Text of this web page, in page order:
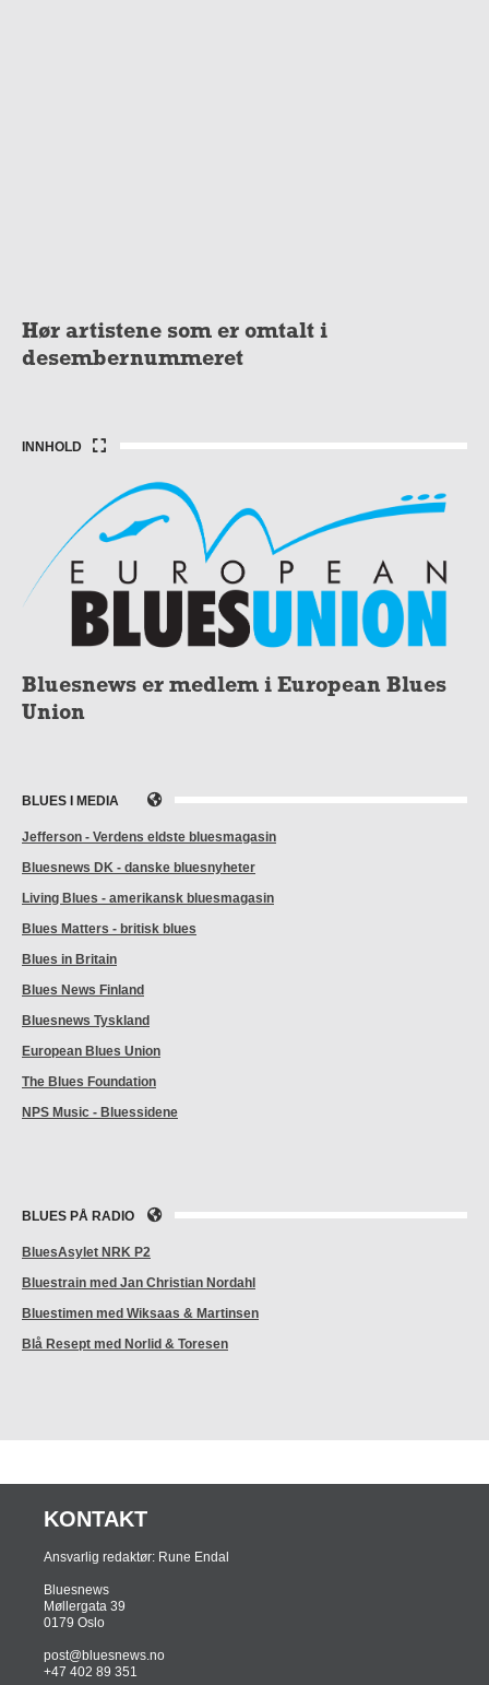
Hør artistene som er omtalt i
desembernummeret
INNHOLD
Bluesnews er medlem i European Blues
Union
BLUES I MEDIA
Jefferson - Verdens eldste bluesmagasin
Bluesnews DK - danske bluesnyheter
Living Blues - amerikansk bluesmagasin
Blues Matters - britisk blues
Blues in Britain
Blues News Finland
Bluesnews Tyskland
European Blues Union
The Blues Foundation
NPS Music - Bluessidene
BLUES PÅ RADIO
BluesAsylet NRK P2
Bluestrain med Jan Christian Nordahl
Bluestimen med Wiksaas & Martinsen
Blå Resept med Norlid & Toresen
KONTAKT
Ansvarlig redaktør: Rune Endal
Bluesnews
Møllergata 39
0179 Oslo
post@bluesnews.no
+47 402 89 351